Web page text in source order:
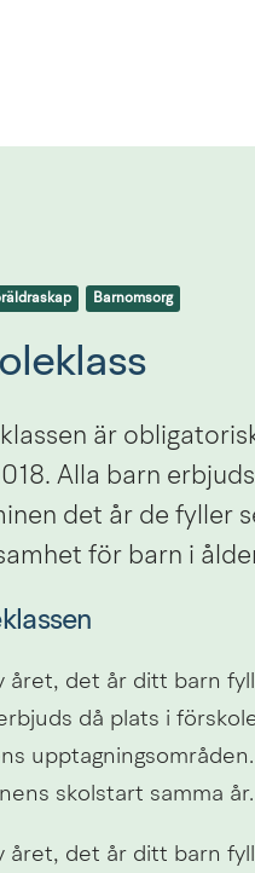
Barnomsorg
är
Alla barn
det år de fyller
för barn i
året, det år ditt barn
då plats i
skolstart samma år.
året, det år ditt barn